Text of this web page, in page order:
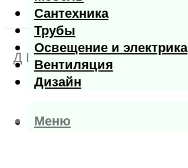
Сантехника
Трубы
Освещение и электрика
Вентиляция
Дизайн
Меню
Меню